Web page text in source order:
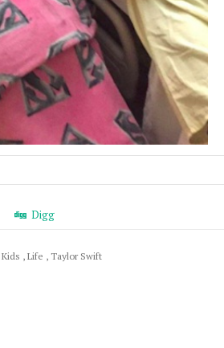
Digg
Kids , Life , Taylor Swift